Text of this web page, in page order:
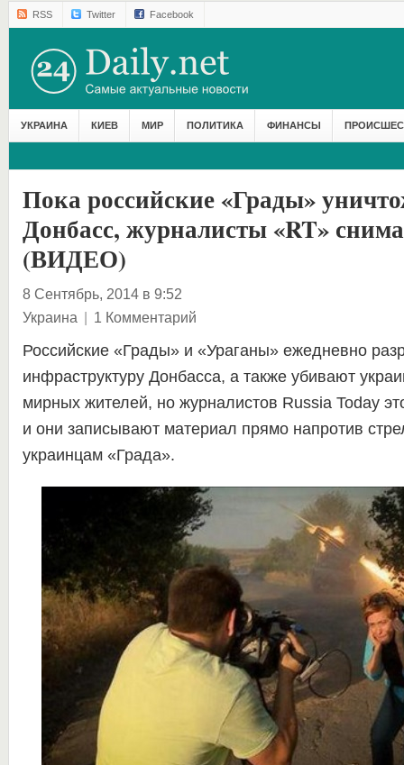
RSS Twitter Facebook
УКРАИНА КИЕВ МИР ПОЛИТИКА ФИНАНСЫ
Пока российские «Грады»
Донбасс, журналисты «RT»
(ВИДЕО)
8 Сентябрь, 2014 в 9:52
Украина | 1 Комментарий
Российские «Грады» и «Ураганы» ежедневно
инфраструктуру Донбасса, а также убивают
мирных жителей, но журналистов Russia Today
и они записывают материал прямо напротив
украинцам «Града».